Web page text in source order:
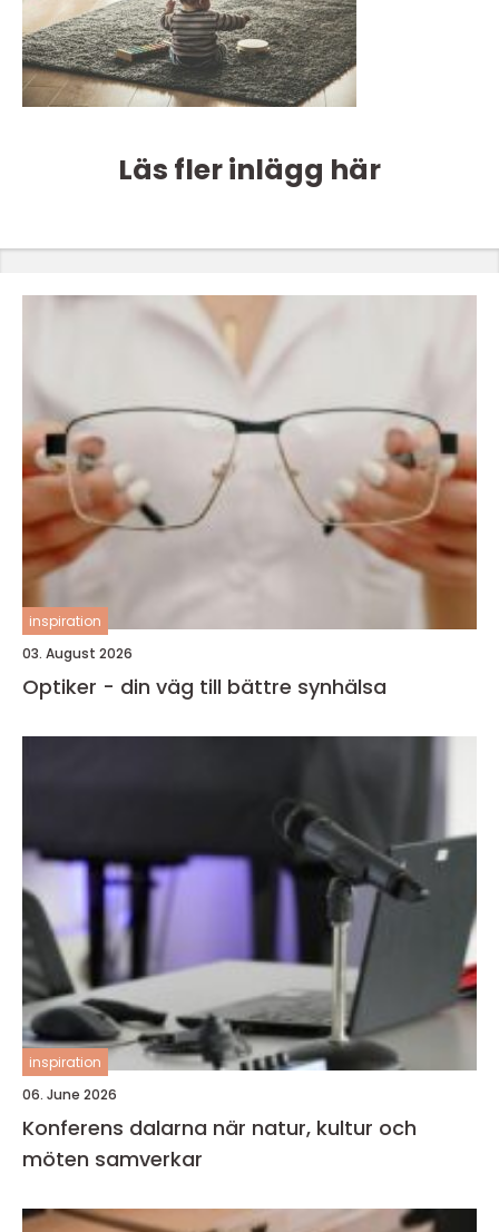
Läs fler inlägg här
inspiration
03. August 2026
Optiker - din väg till bättre synhälsa
inspiration
06. June 2026
Konferens dalarna när natur, kultur och
möten samverkar